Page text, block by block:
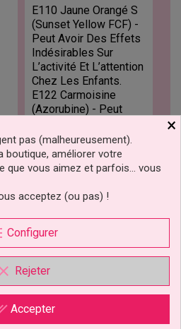
E110 Jaune Orangé S
(Sunset Yellow FCF) -
Peut Avoir Des Effets
Indésirables Sur
L’activité Et L’attention
Chez Les Enfants.
E122 Carmoisine
(Azorubine) - Peut
Indésirables Sur
L’activité Et L’attention
Chez Les Enfants.
Peut Avoir Des Effets
L’activité Et L’attention
Chez Les Enfants.
E129 Rouge Allura AC
- Peut Avoir Des
Effets Indésirables
Sur L’activité Et
L’attention Chez Les
Enfants.
×
pas (malheureusement).
boutique, améliorer votre
que vous aimez et parfois… vous
acceptez (ou pas) !
Configurer
Rejeter
Accepter